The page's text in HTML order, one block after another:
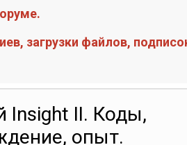
загрузки файлов,
Insight II. Коды,
опыт.